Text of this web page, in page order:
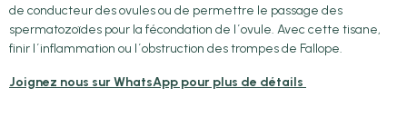
de conducteur des ovules ou de permettre le passage des
spermatozoïdes pour la fécondation de l´ovule. Avec cette tisane,
finir l´inflammation ou l´obstruction des trompes de Fallope.
Joignez nous sur WhatsApp pour plus de détails